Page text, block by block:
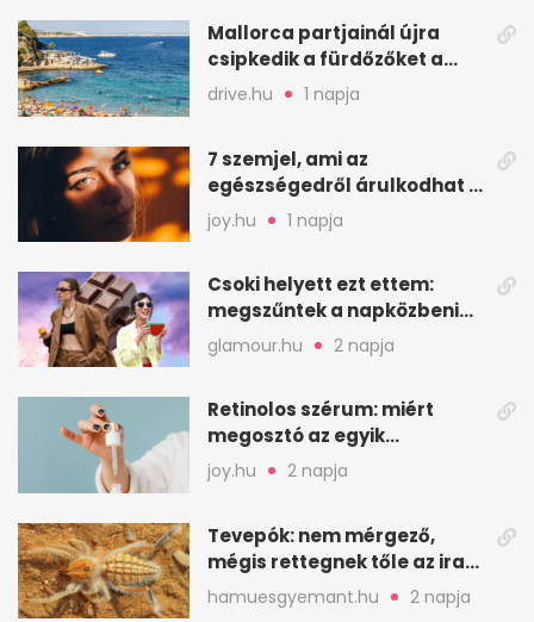
Mallorca partjainál újra
csipkedik a fürdőzőket a
halak a sekély vízben
drive.hu 1 napja
7 szemjel, ami az
egészségedről árulkodhat –
erre figyelj oda
joy.hu 1 napja
Csoki helyett ezt ettem:
megszűntek a napközbeni
nassolási rohamok
glamour.hu 2 napja
Retinolos szérum: miért
megosztó az egyik
leghatásosabb
öregedésgátló?
joy.hu 2 napja
Tevepók: nem mérgező,
mégis rettegnek tőle az iraki
sivatagban
hamuesgyemant.hu 2 napja